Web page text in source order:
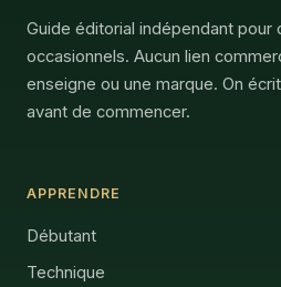
Guide éditorial indépendant
occasionnels. Aucun lien
enseigne ou une marque. On
avant de commencer.
APPRENDRE
Débutant
Technique